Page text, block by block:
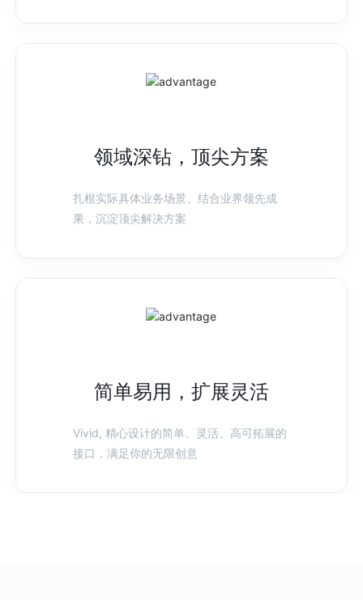
领域深钻，顶尖方案
扎根实际具体业务场景、结合业界领先成
果，沉淀顶尖解决方案
简单易用，扩展灵活
Vivid, 精心设计的简单、灵活、高可拓展的
接口，满足你的无限创意